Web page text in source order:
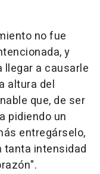
no fue
y
llegar a causarle
altura del
que, de ser
pidiendo un
entregárselo,
tanta intensidad